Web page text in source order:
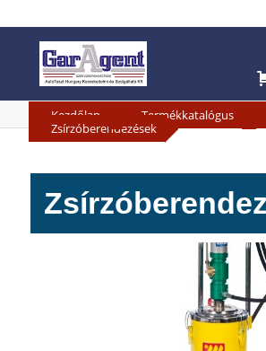
Kezdőlap Termékkatalógus
Zsírzóberendezések